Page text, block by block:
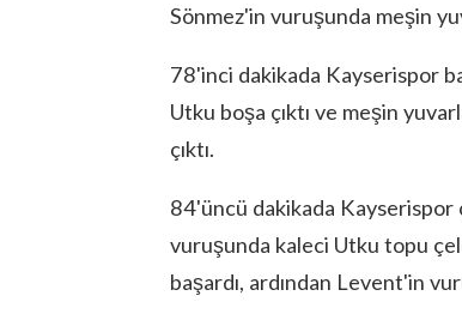
Sönmez'in vuruşunda meşin
78'inci dakikada Kayserispor
Utku boşa çıktı ve meşin
çıktı.
84'üncü dakikada Kayserispor
vuruşunda kaleci Utku topu
başardı, ardından Levent'in